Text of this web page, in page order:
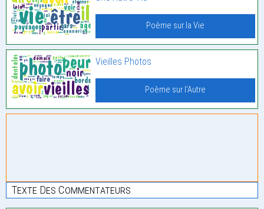
Poème sur la Vie
Vieilles Photos
Poème sur l'Autre
Texte Des Commentateurs